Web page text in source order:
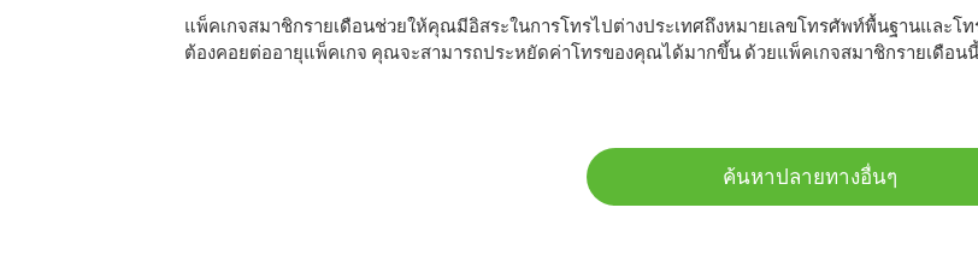
แพ็คเกจสมาชิกรายเดือนช่วยให้คุณมีอิสระในการโทรไปต่างประเทศถึงหมายเลขโทรศัพท์พื้นฐานและ
ต้องคอยต่ออายุแพ็คเกจ คุณจะสามารถประหยัดค่าโทรของคุณได้มากขึ้น ด้วยแพ็คเกจสมาชิกรายเดือนนี้
ค้นหาปลายทางอื่นๆ